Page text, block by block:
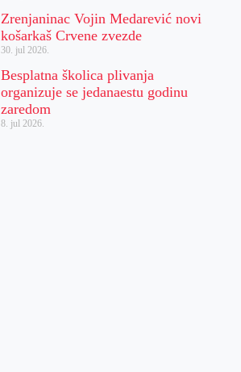
Zrenjaninac Vojin Medarević novi
košarkaš Crvene zvezde
30. jul 2026.
Besplatna školica plivanja
organizuje se jedanaestu godinu
zaredom
8. jul 2026.